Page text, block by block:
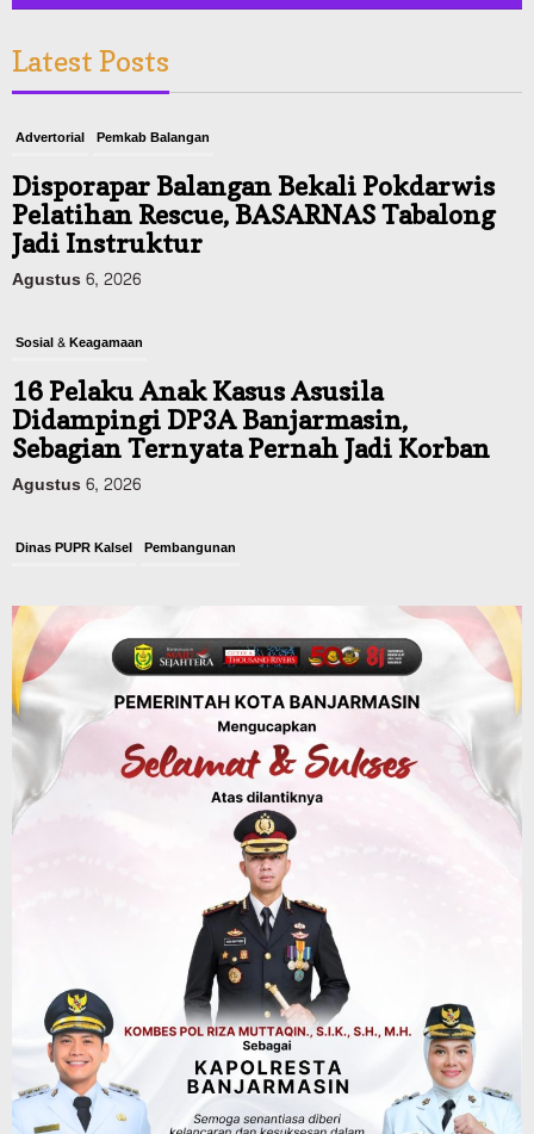
Latest Posts
Advertorial Pemkab Balangan
Disporapar Balangan Bekali Pokdarwis
Pelatihan Rescue, BASARNAS Tabalong
Jadi Instruktur
Agustus 6, 2026
Sosial & Keagamaan
16 Pelaku Anak Kasus Asusila
Didampingi DP3A Banjarmasin,
Sebagian Ternyata Pernah Jadi Korban
Agustus 6, 2026
Dinas PUPR Kalsel Pembangunan
Pemerintah Janji Tingkatkan Fasilitas
Keselamatan Jalan Alternatif
Banjarbaru–Batulicin
Agustus 6, 2026
Dinas Kehutanan Kalsel
Tahura Sultan Adam Sempat Alami
Kebakaran Lahan, Api Berhasil
Dipadamkan, Kadishut Kalsel
Memimpin Langsung Aksi di Lapangan
Advertorial Pemkab Balangan
Silaturahmi ke DPRD Balangan, Kapolres
AKBP Arif Mansyur Perkuat Koordinasi
Keamanan Daerah